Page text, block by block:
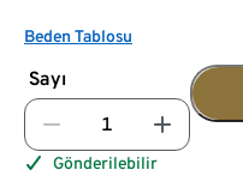
Beden Tablosu
Sayı
Gönderilebilir